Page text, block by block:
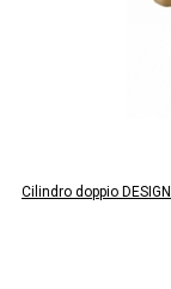
Cilindro doppio